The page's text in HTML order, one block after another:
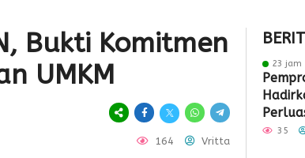
Bukti Komitmen
UMKM
164 Vritta
23
Pasar
35